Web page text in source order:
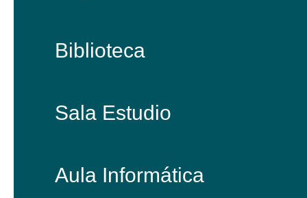
Biblioteca
Sala Estudio
Aula Informática